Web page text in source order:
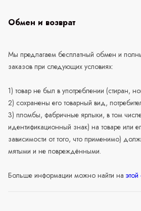
Обмен и возврат
Мы предлагаем бесплатный обмен и
заказов при следующих условиях:
1) товар не был в употреблении (стиран,
2) сохранены его товарный вид,
3) пломбы, фабричные ярлыки, в том
идентификационный знак) на товаре или
зависимости от того, что применимо)
мятыми и не повреждёнными.
Больше информации можно найти на